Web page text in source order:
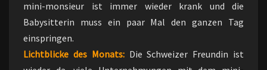
mini-monsieur ist immer wieder krank und die
Babysitterin muss ein paar Mal den ganzen Tag
einspringen.
Lichtblicke des Monats:Die Schweizer Freundin ist